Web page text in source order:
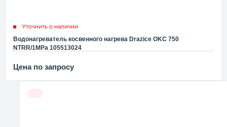
Уточнить о наличии
Водонагреватель косвенного нагрева Drazice OKC 750
NTRR/1MPa 105513024
Цена по запросу